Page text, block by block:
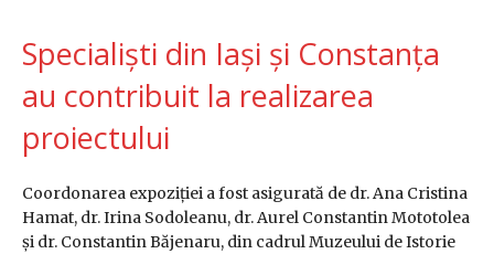
Specialiști din Iași și Constanța
au contribuit la realizarea
proiectului
Coordonarea expoziției a fost asigurată de dr. Ana Cristina
Hamat, dr. Irina Sodoleanu, dr. Aurel Constantin Mototolea
și dr. Constantin Băjenaru, din cadrul Muzeului de Istorie